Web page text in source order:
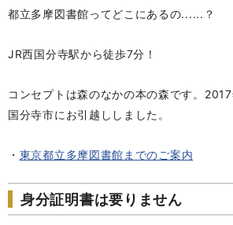
都立多摩図書館ってどこにあるの......？
JR西国分寺駅から徒歩7分！
コンセプトは森のなかの本の森です。
国分寺市にお引越ししました。
・ 東京都立多摩図書館までのご案内
身分証明書は要りません